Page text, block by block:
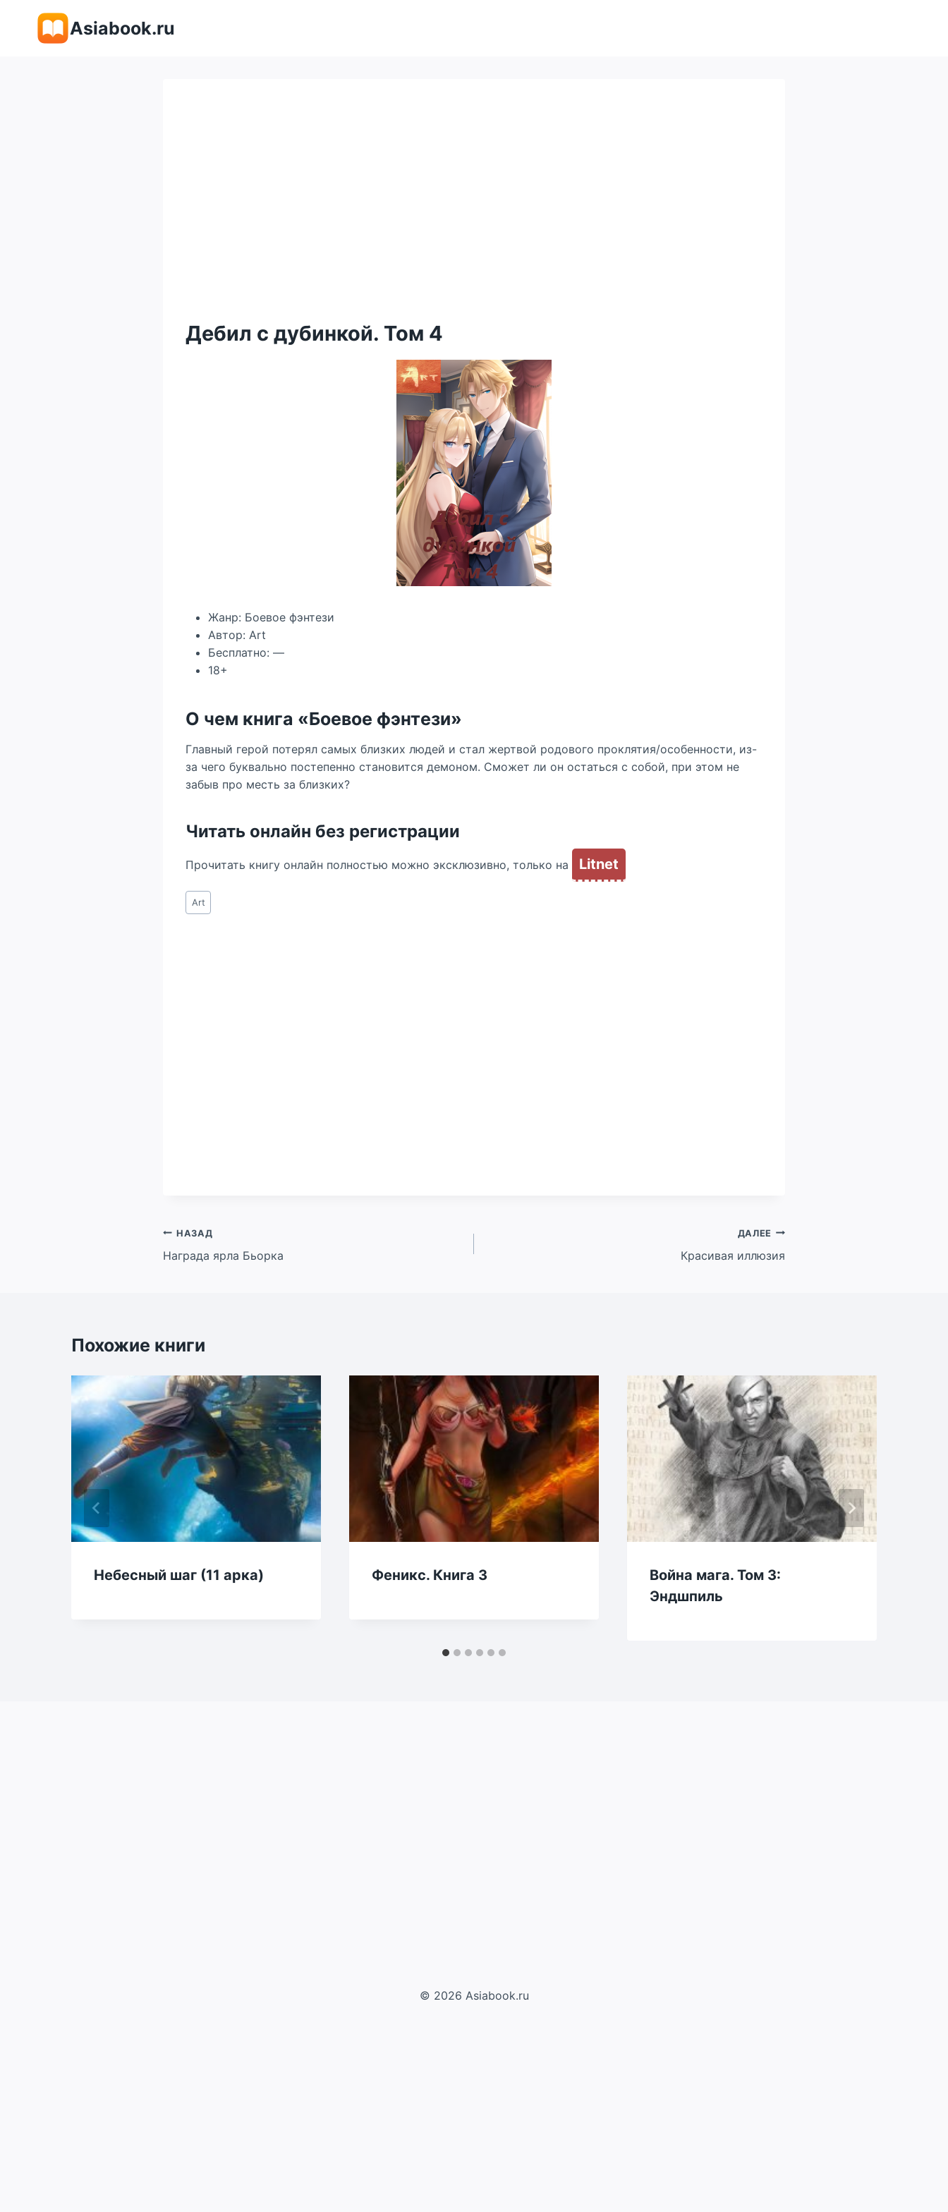
содержимому
Asiabook.ru
Дебил с дубинкой. Том 4
Жанр: Боевое фэнтези
Автор: Art
Бесплатно: —
18+
О чем книга «Боевое фэнтези»
Главный герой потерял самых близких людей и стал жертвой родового проклятия/особенности, из-
за чего буквально постепенно становится демоном. Сможет ли он остаться с собой, при этом не
забыв про месть за близких?
Читать онлайн без регистрации
Прочитать книгу онлайн полностью можно эксклюзивно, только на Litnet
Метки
записи:
Art
Навигация
по
НАЗАД
Награда ярла Бьорка
ДАЛЕЕ
Красивая иллюзия
Похожие книги
Небесный шаг (11 арка) Феникс. Книга 3
Война мага. Том 3:
Эндшпиль
© 2026 Asiabook.ru